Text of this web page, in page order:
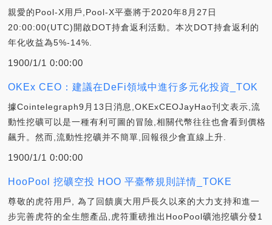
親愛的Pool-X用戶,Pool-X平臺將于2020年8月27日
20:00:00(UTC)開啟DOT持倉返利活動。本次DOT持倉返利的
年化收益為5%-14%.
1900/1/1 0:00:00
OKEx CEO：建議在DeFi領域中進行多元化投資_TOK
據Cointelegraph9月13日消息,OKExCEOJayHao刊文表示,流
動性挖礦可以是一種有利可圖的冒險,相關代幣往往也會看到價格
飆升。然而,流動性挖礦并不簡單,回報很少會直線上升.
1900/1/1 0:00:00
HooPool 挖礦空投 HOO 平臺幣規則詳情_TOKE
尊敬的虎符用戶, 為了回饋廣大用戶長久以來的大力支持和進一
步完善虎符的全生態產品,虎符重磅推出HooPool礦池挖礦分發1